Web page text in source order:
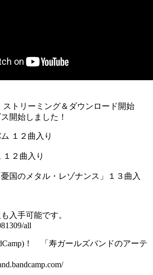
トリーミング＆ダウンロード開始
開始しました！
ム １２曲入り
ム １２曲入り
国のメタル・レゾナンス」１３曲入
入手可能です。
all
！ 「寿ガールズバンドのアーテ